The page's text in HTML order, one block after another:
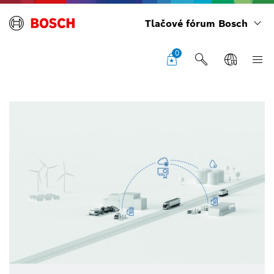
Tlačové fórum Bosch
0